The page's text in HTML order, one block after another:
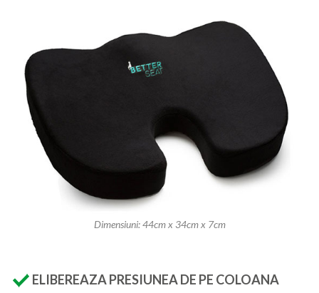
Dimensiuni: 44cm x 34cm x 7cm
ELIBEREAZA PRESIUNEA DE PE COLOANA